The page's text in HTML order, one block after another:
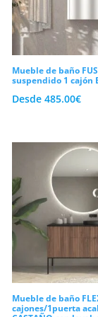
lideran
para
limpieza
muebles
los
como el
clásico
como la
Mueble de baño
suspendido 1 cajón
Desde 485.00€
Mueble de baño
cajones/1puerta